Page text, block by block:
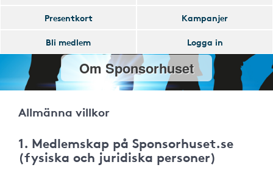
Presentkort
Kampanjer
Bli medlem
Logga in
Om Sponsorhuset
Allmänna villkor
1. Medlemskap på Sponsorhuset.se
(fysiska och juridiska personer)